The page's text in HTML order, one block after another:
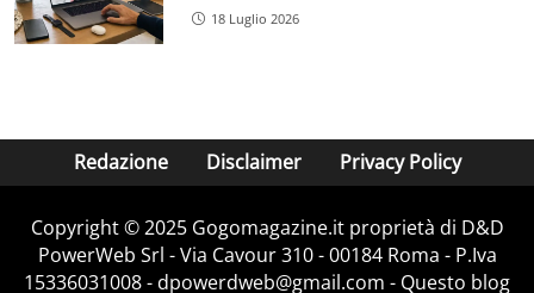
18 Luglio 2026
Redazione Disclaimer Privacy Policy
Copyright © 2025 Gogomagazine.it proprietà di D&D
PowerWeb Srl - Via Cavour 310 - 00184 Roma - P.Iva
15336031008 - dpowerdweb@gmail.com - Questo blog